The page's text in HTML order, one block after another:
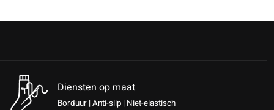
Diensten op maat
Borduur | Anti-slip | Niet-elastisch